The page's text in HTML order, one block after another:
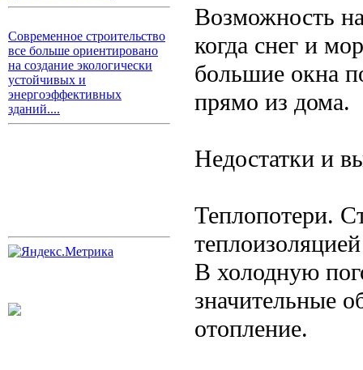
Современное строительство
все больше ориентировано
на создание экологически
устойчивых и
энергоэффективных
зданий....
Возможность
когда снег и
большие окна
прямо из дома.
Недостатки и
Теплопотери.
В холодную
значительные
отопление.